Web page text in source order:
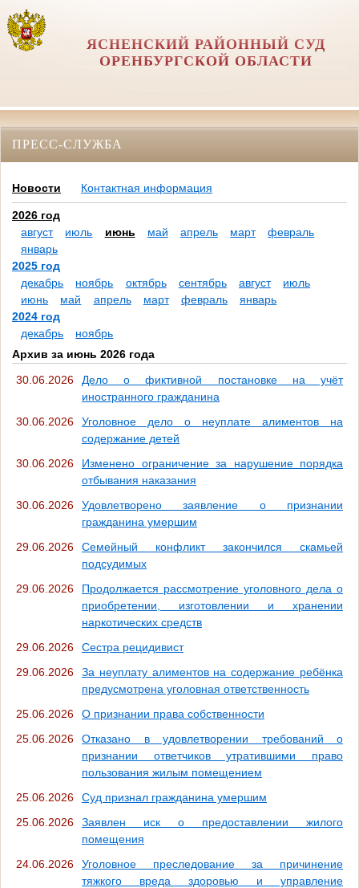
ЯСНЕНСКИЙ РАЙОННЫЙ СУД
ОРЕНБУРГСКОЙ ОБЛАСТИ
ПРЕСС-СЛУЖБА
Новости Контактная информация
2026 год
август
июль июнь май апрель март
февраль
январь
2025 год
декабрь
ноябрь октябрь сентябрь август
июль
июнь
май апрель март февраль
январь
2024 год
декабрь
ноябрь
Архив за июнь 2026 года
30.06.2026
Дело о фиктивной постановке на учёт
иностранного гражданина
30.06.2026
Уголовное дело о неуплате алиментов на
содержание детей
30.06.2026
Изменено ограничение за нарушение порядка
отбывания наказания
30.06.2026
Удовлетворено заявление о признании
гражданина умершим
29.06.2026
Семейный конфликт закончился скамьей
подсудимых
29.06.2026
Продолжается рассмотрение уголовного дела о
приобретении, изготовлении и хранении
наркотических средств
29.06.2026
Сестра рецидивист
29.06.2026
За неуплату алиментов на содержание ребёнка
предусмотрена уголовная ответственность
25.06.2026
О признании права собственности
25.06.2026
Отказано в удовлетворении требований о
признании ответчиков утратившими право
пользования жилым помещением
25.06.2026
Суд признал гражданина умершим
25.06.2026
Заявлен иск о предоставлении жилого
помещения
24.06.2026
Уголовное преследование за причинение
тяжкого вреда здоровью и управление